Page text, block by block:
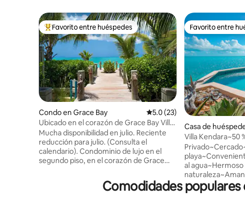
Favorito entre huéspedes preferido
Favorito entre huéspedes
Condo en Grace Bay Calificación promedio: 5.0 de
5.0 (23)
Ubicado en el corazón de Grace Bay Villa
Renaissance.
Mucha disponibilidad en julio. Reciente
reducción para julio. (Consulta el
calendario). Condominio de lujo en el
segundo piso, en el corazón de Grace
encantadora unidad junto a la piscina,
con 1 dormitorio y 1 baño, ofrece un
Favorito entre
Favorito entre
Casa de
bay
Villa Kendara~50
25/
al
de
del centro de
Comodidades populares